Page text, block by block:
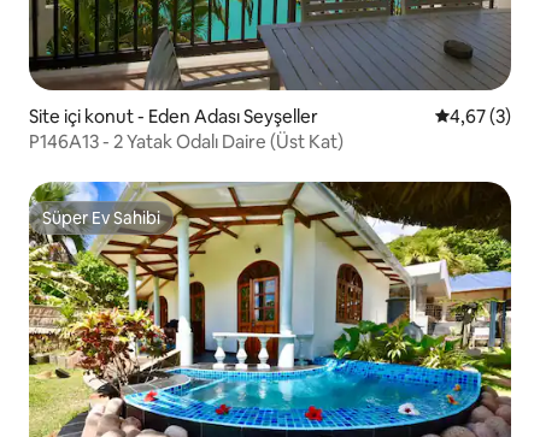
Site içi konut - Eden Adası Seyşeller 5 üzerinden
4,67 (3)
P146A13 - 2 Yatak Odalı Daire (Üst Kat)
Süper Ev Sahibi
Süper Ev Sahibi